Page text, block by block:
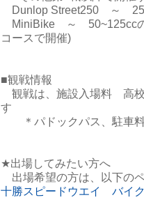
Dunlop Street250 ～
MiniBike ～ 50~125ccの
コースで開催)
■観戦情報
観戦は、施設入場料 高
す
＊パドックパス、駐車料
★出場してみたい方へ
出場希望の方は、以下の
十勝スピードウエイ バイ